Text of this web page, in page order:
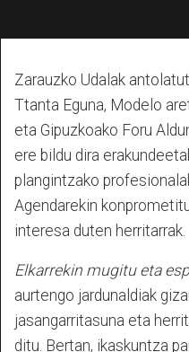
Zarauzko Udalak
Ttanta Eguna, Modelo
eta Gipuzkoako Foru
ere bildu dira
plangintzako
Agendarekin
interesa duten herritarrak.
Elkarrekin mugitu eta
aurtengo jardunaldiak
jasangarritasuna eta
ditu. Bertan, ikaskuntza